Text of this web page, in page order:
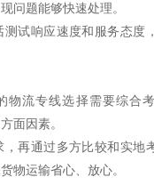
问题能够快速处理。
试响应速度和服务态度
物流专线选择需要综合
面因素。
再通过多方比较和实地
物运输省心、放心。